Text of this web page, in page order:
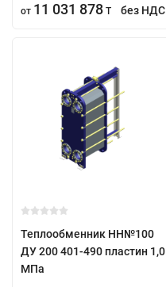
от 11 031 878 T без НДС
Теплообменник НН№100
ДУ 200 401-490 пластин 1,0
МПа